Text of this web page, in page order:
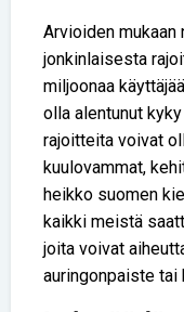
Arvioiden
jonkinlaisesta
miljoonaa
olla alentunut
rajoitteita voivat
kuulovammat,
heikko suomen
kaikki meistä
joita voivat
auringonpaiste